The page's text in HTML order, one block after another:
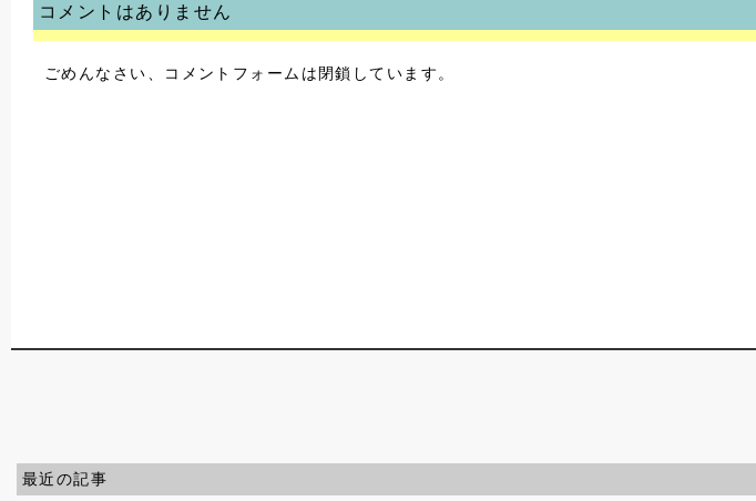
コメントはありません
ごめんなさい、コメントフォームは閉鎖しています。
最近の記事